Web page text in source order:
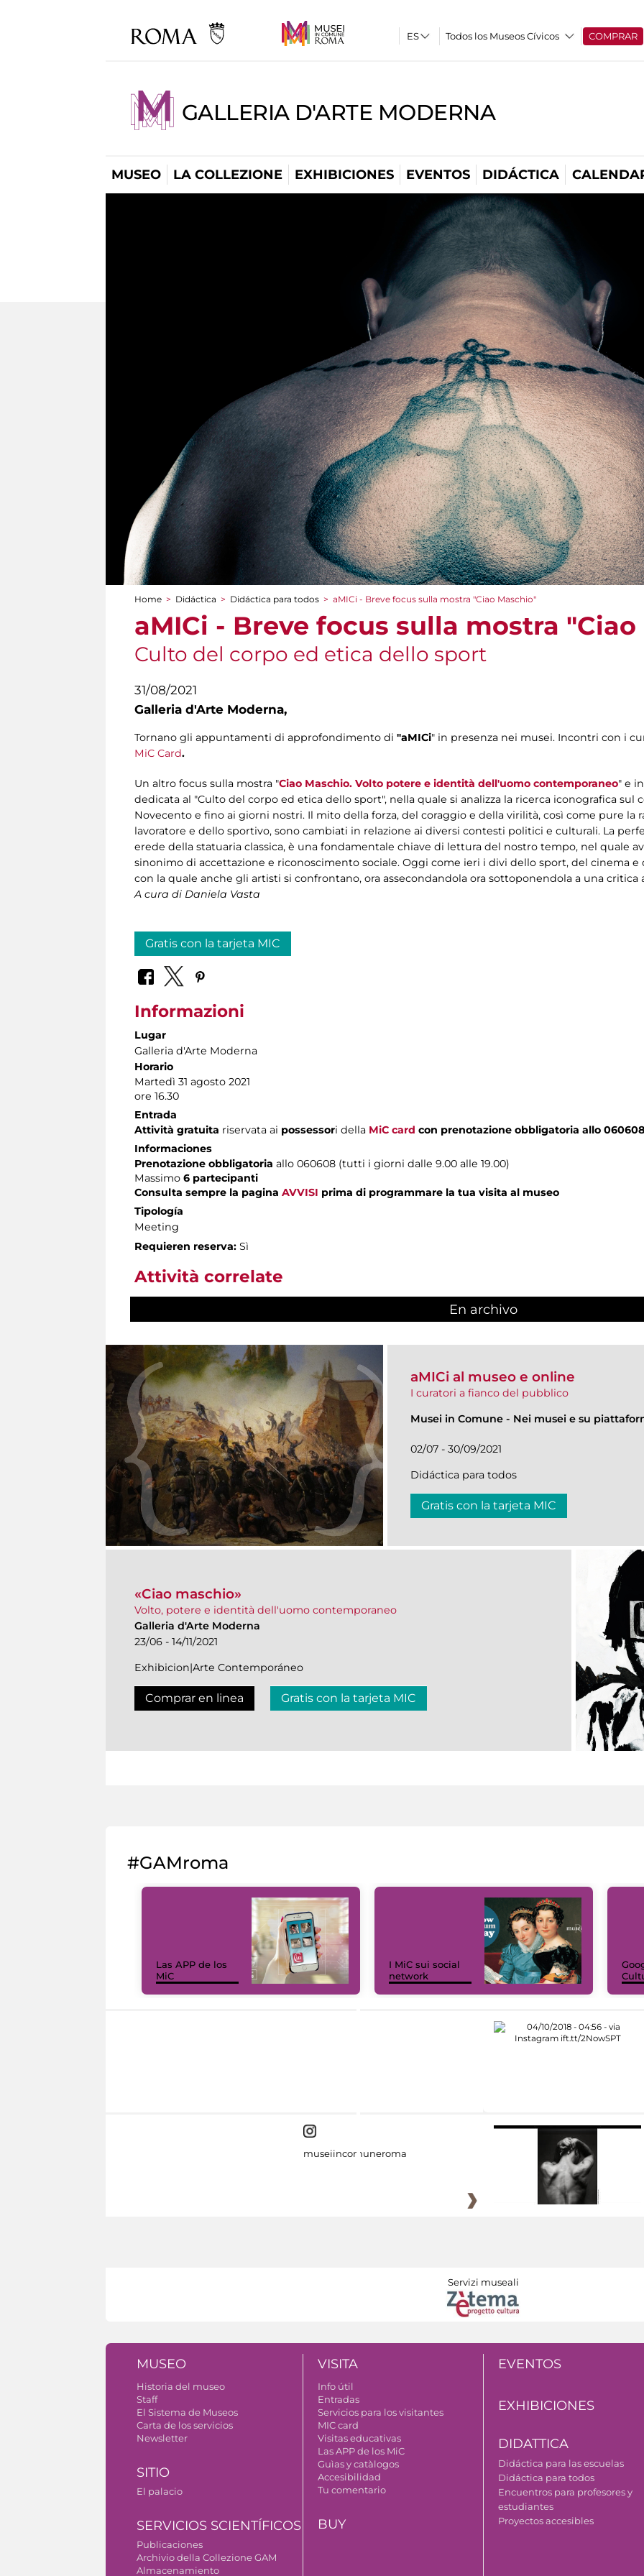
Todos los Museos Cívicos COMPRAR
GALLERIA D'ARTE MODERNA
MUSEO LA COLLEZIONE EXHIBICIONES EVENTOS DIDÁCTICA
You are here
Home > Didáctica > Didáctica para todos > aMICi - Breve focus sulla mostra "Ciao Maschio"
aMICi - Breve focus sulla mostra
Culto del corpo ed etica dello sport
31/08/2021
Galleria d'Arte Moderna,
Tornano gli appuntamenti di approfondimento di "aMICi" in presenza nei musei. Incontri con i
MiC Card.
Un altro focus sulla mostra "Ciao Maschio. Volto potere e identità dell'uomo contemporaneo" e
dedicata al "Culto del corpo ed etica dello sport", nella quale si analizza la ricerca iconografica
Novecento e fino ai giorni nostri. Il mito della forza, del coraggio e della virilità, così come pure la
lavoratore e dello sportivo, sono cambiati in relazione ai diversi contesti politici e culturali. La
erede della statuaria classica, è una fondamentale chiave di lettura del nostro tempo, nel quale
sinonimo di accettazione e riconoscimento sociale. Oggi come ieri i divi dello sport, del cinema e
con la quale anche gli artisti si confrontano, ora assecondandola ora sottoponendola a una critica
A cura di Daniela Vasta
Gratis con la tarjeta MIC
Informazioni
Lugar
Galleria d'Arte Moderna
Horario
Martedì 31 agosto 2021
ore 16.30
Entrada
Attività gratuita riservata ai possessori della MiC card con prenotazione obbligatoria allo 060608
Informaciones
Prenotazione obbligatoria allo 060608 (tutti i giorni dalle 9.00 alle 19.00)
Massimo 6 partecipanti
Consulta sempre la pagina AVVISI prima di programmare la tua visita al museo
Tipología
Meeting
Requieren reserva: Sì
Attività correlate
En archivo
aMICi al museo e online
I curatori a fianco del pubblico
Musei in Comune - Nei musei e su
02/07 - 30/09/2021
Didáctica para todos
Gratis con la tarjeta MIC
«Ciao maschio»
Volto, potere e identità dell'uomo contemporaneo
Galleria d'Arte Moderna
23/06 - 14/11/2021
Exhibicion|Arte Contemporáneo
Comprar en linea Gratis con la tarjeta MIC
#GAMroma
Las APP de los
MiC
I MiC sui social
network
museiincomuneroma
Servizi museali
MUSEO
Historia del museo
Staff
El Sistema de Museos
Carta de los servicios
Newsletter
SITIO
El palacio
SERVICIOS SCIENTÍFICOS
Publicaciones
Archivio della Collezione GAM
Almacenamiento
VISITA
Info útil
Entradas
Servicios para los visitantes
MIC card
Visitas educativas
Las APP de los MiC
Guìas y catàlogos
Accesibilidad
Tu comentario
BUY
EVENTOS
EXHIBICIONES
DIDATTICA
Didáctica para las escuelas
Didáctica para todos
Encuentros para profesores y
estudiantes
Proyectos accesibles